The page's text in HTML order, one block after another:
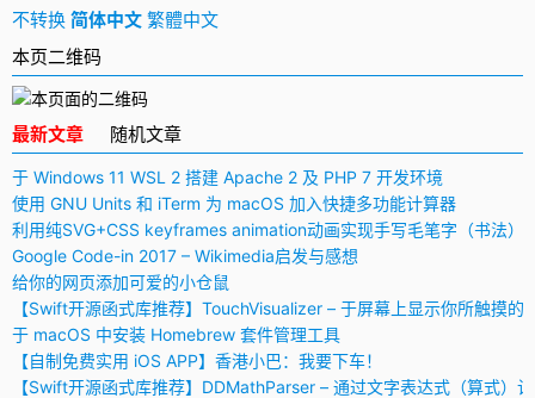
不转换 简体中文 繁體中文
本页二维码
最新文章 随机文章
于 Windows 11 WSL 2 搭建 Apache 2 及 PHP 7 开发环境
使用 GNU Units 和 iTerm 为 macOS 加入快捷多功能计算器
利用纯SVG+CSS keyframes animation动画实现手写毛笔字（书法）
Google Code-in 2017 – Wikimedia启发与感想
给你的网页添加可爱的小仓鼠
【Swift开源函式库推荐】TouchVisualizer – 于屏幕上显示你所触摸的
于 macOS 中安装 Homebrew 套件管理工具
【自制免费实用 iOS APP】香港小巴：我要下车！
【Swift开源函式库推荐】DDMathParser – 通过文字表达式（算式）